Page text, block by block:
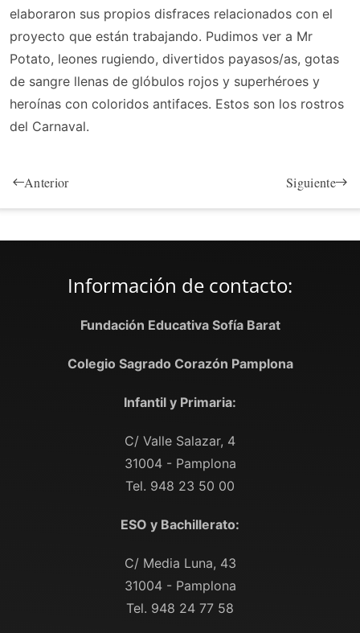
elaboraron sus propios disfraces relacionados con el
proyecto que están trabajando. Pudimos ver a Mr
Potato, leones rugiendo, divertidos payasos/as, gotas
de sangre llenas de glóbulos rojos y superhéroes y
heroínas con coloridos antifaces. Estos son los rostros
del Carnaval.
Anterior Siguiente
Información de contacto:
Fundación Educativa Sofía Barat
Colegio Sagrado Corazón Pamplona
Infantil y Primaria:
C/ Valle Salazar, 4
31004 - Pamplona
Tel. 948 23 50 00
ESO y Bachillerato:
C/ Media Luna, 43
31004 - Pamplona
Tel. 948 24 77 58